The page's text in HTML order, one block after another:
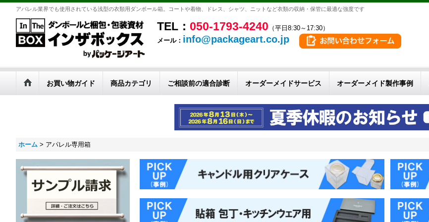
アパレル業界でも使用されている浅型の衣類用ダンボール箱。コートや着物、ドレス、シャツ、ニットなど衣類の収納・保管に最適な強度です
TEL： 050-1793-4240 （平日8:30～17:30）
メール： info@packageart.co.jp
お買い物ガイド 商品カテゴリ ご相談前の適合診断 オーダーメイドサービス オーダーメイド製作事例
ホーム > アパレル専用箱